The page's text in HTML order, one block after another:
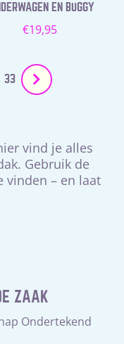
EN BUGGY
Normale
€19,95
33
vind je alles
Gebruik de
– en laat
ZAAK
Ondertekend